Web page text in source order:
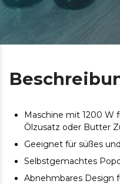
Maschine mit 1200 W
Ölzusatz oder Butter
Geeignet für süßes
Selbstgemachtes
Abnehmbares Design